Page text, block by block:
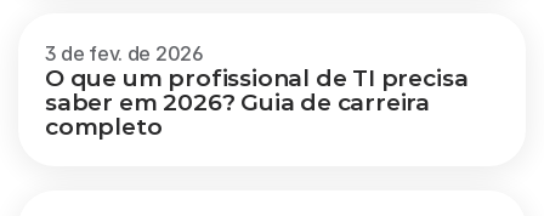
3 de fev. de 2026
O que um profissional de TI precisa
saber em 2026? Guia de carreira
completo